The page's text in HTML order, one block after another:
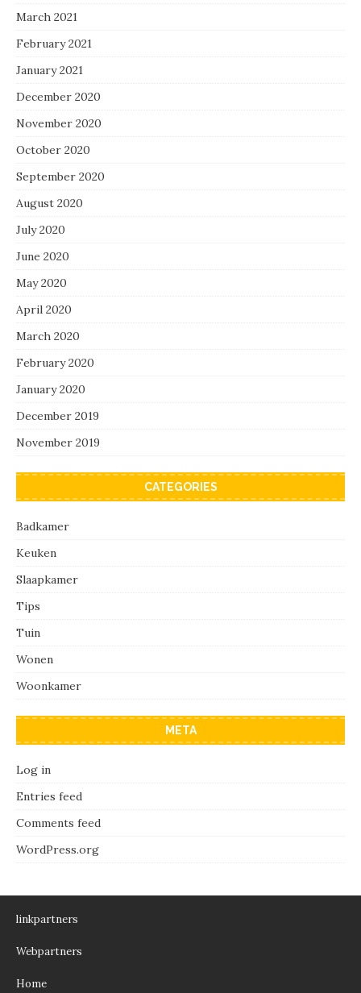
March 2021
February 2021
January 2021
December 2020
November 2020
October 2020
September 2020
August 2020
July 2020
June 2020
May 2020
April 2020
March 2020
February 2020
January 2020
December 2019
November 2019
CATEGORIES
Badkamer
Keuken
Slaapkamer
Tips
Tuin
Wonen
Woonkamer
META
Log in
Entries feed
Comments feed
WordPress.org
linkpartners
Webpartners
Home